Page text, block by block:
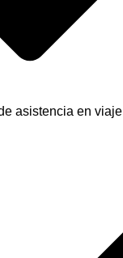
asistencia en viaje